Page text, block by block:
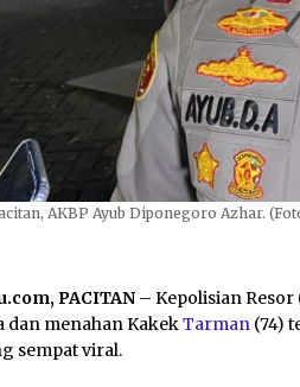
AKBP Ayub Diponegoro Azhar.
PACITAN – Kepolisian Resor
dan menahan KakekTarman (74)
sempat viral.